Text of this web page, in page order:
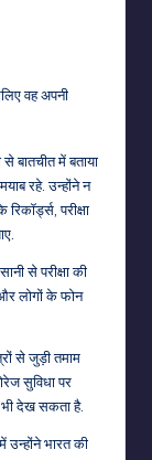
वह अपनी
बातचीत में बताया
रहे. उन्होंने न
परीक्षा
से परीक्षा की
लोगों के फोन
से जुड़ी तमाम
सुविधा पर
देख सकता है.
उन्होंने भारत की